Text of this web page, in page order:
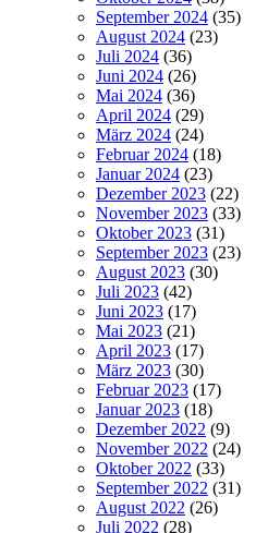
September 2024 (35)
August 2024 (23)
Juli 2024 (36)
Juni 2024 (26)
Mai 2024 (36)
April 2024 (29)
März 2024 (24)
Februar 2024 (18)
Januar 2024 (23)
Dezember 2023 (22)
November 2023 (33)
Oktober 2023 (31)
September 2023 (23)
August 2023 (30)
Juli 2023 (42)
Juni 2023 (17)
Mai 2023 (21)
April 2023 (17)
März 2023 (30)
Februar 2023 (17)
Januar 2023 (18)
Dezember 2022 (9)
November 2022 (24)
Oktober 2022 (33)
September 2022 (31)
August 2022 (26)
Juli 2022 (28)